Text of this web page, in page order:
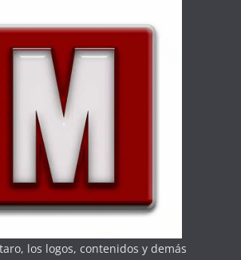
los logos, contenidos y demás